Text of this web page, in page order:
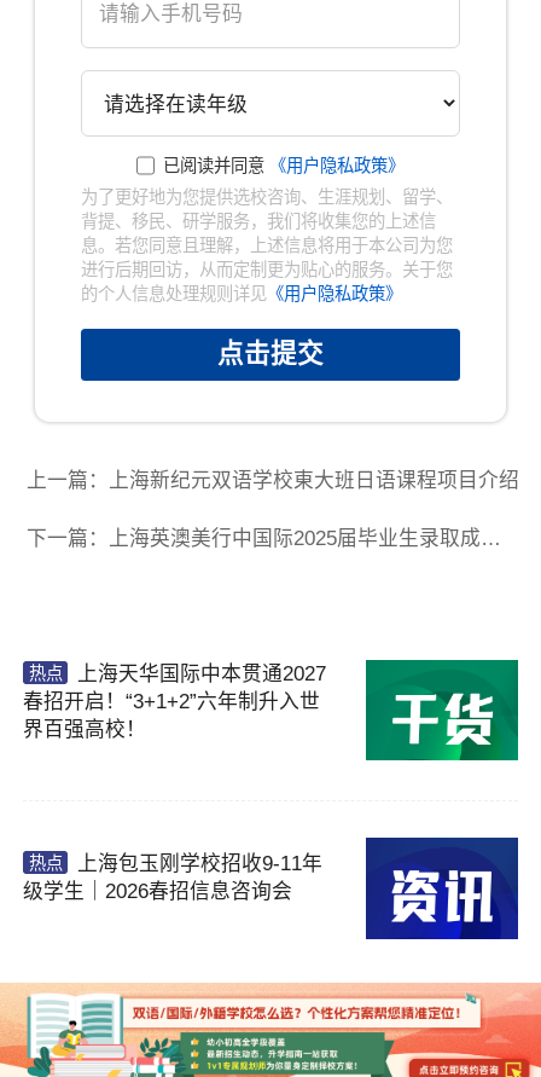
已阅读并同意
《用户隐私政策》
为了更好地为您提供选校咨询、生涯规划、留学、
背提、移民、研学服务，我们将收集您的上述信
息。若您同意且理解，上述信息将用于本公司为您
进行后期回访，从而定制更为贴心的服务。关于您
的个人信息处理规则详见《用户隐私政策》
点击提交
上一篇：上海新纪元双语学校東大班日语课程项目介绍
下一篇：上海英澳美行中国际2025届毕业生录取成绩汇总！
热点
上海天华国际中本贯通2027
春招开启！“3+1+2”六年制升入世
界百强高校！
热点
上海包玉刚学校招收9-11年
级学生｜2026春招信息咨询会